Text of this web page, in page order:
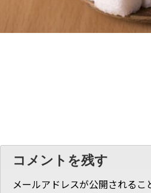
コメントを残す
メールアドレスが公開されるこ